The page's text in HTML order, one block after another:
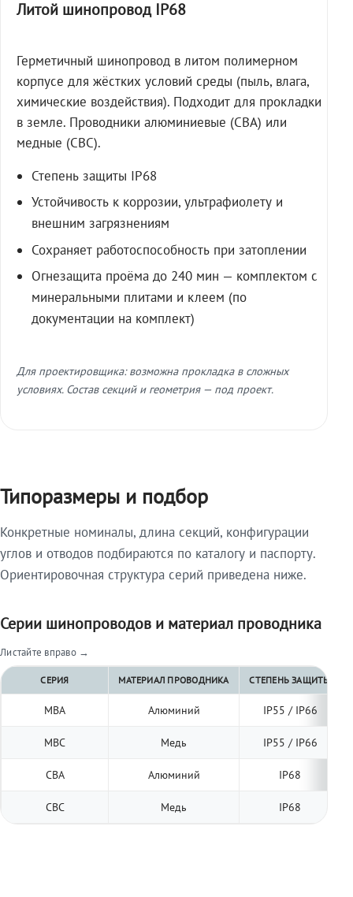
Литой шинопровод IP68
Герметичный шинопровод в литом полимерном
корпусе для жёстких условий среды (пыль, влага,
химические воздействия). Подходит для прокладки
в земле. Проводники алюминиевые (СВА) или
медные (СВС).
Степень защиты IP68
Устойчивость к коррозии, ультрафиолету и
внешним загрязнениям
Сохраняет работоспособность при затоплении
Огнезащита проёма до 240 мин — комплектом с
минеральными плитами и клеем (по
документации на комплект)
Для проектировщика: возможна прокладка в сложных
условиях. Состав секций и геометрия — под проект.
Типоразмеры и подбор
Конкретные номиналы, длина секций, конфигурации
углов и отводов подбираются по каталогу и паспорту.
Ориентировочная структура серий приведена ниже.
Серии шинопроводов и материал проводника
Листайте вправо →
СЕРИЯ МАТЕРИАЛ ПРОВОДНИКА СТЕПЕНЬ ЗАЩИТЫ
МВА Алюминий IP55 / IP66
МВС Медь IP55 / IP66
СВА Алюминий IP68
СВС Медь IP68